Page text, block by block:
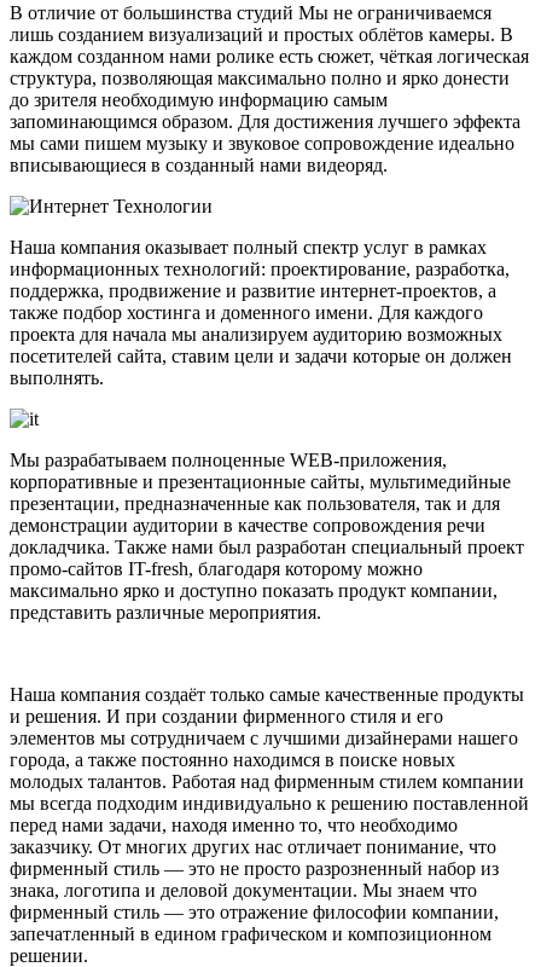
В отличие от большинства студий Мы не ограничиваемся
лишь созданием визуализаций и простых облётов камеры. В
каждом созданном нами ролике есть сюжет, чёткая логическая
структура, позволяющая максимально полно и ярко донести
до зрителя необходимую информацию самым
запоминающимся образом. Для достижения лучшего эффекта
мы сами пишем музыку и звуковое сопровождение идеально
вписывающиеся в созданный нами видеоряд.
Наша компания оказывает полный спектр услуг в рамках
информационных технологий: проектирование, разработка,
поддержка, продвижение и развитие интернет-проектов, а
также подбор хостинга и доменного имени. Для каждого
проекта для начала мы анализируем аудиторию возможных
посетителей сайта, ставим цели и задачи которые он должен
выполнять.
Мы разрабатываем полноценные WEB-приложения,
корпоративные и презентационные сайты, мультимедийные
презентации, предназначенные как пользователя, так и для
демонстрации аудитории в качестве сопровождения речи
докладчика. Также нами был разработан специальный проект
промо-сайтов IT-fresh, благодаря которому можно
максимально ярко и доступно показать продукт компании,
представить различные мероприятия.
Наша компания создаёт только самые качественные продукты
и решения. И при создании фирменного стиля и его
элементов мы сотрудничаем с лучшими дизайнерами нашего
города, а также постоянно находимся в поиске новых
молодых талантов. Работая над фирменным стилем компании
мы всегда подходим индивидуально к решению поставленной
перед нами задачи, находя именно то, что необходимо
заказчику. От многих других нас отличает понимание, что
фирменный стиль — это не просто разрозненный набор из
знака, логотипа и деловой документации. Мы знаем что
фирменный стиль — это отражение философии компании,
запечатленный в едином графическом и композиционном
решении.